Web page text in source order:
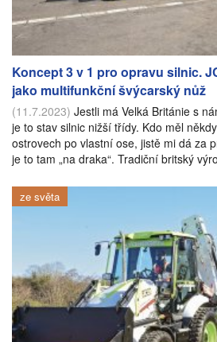
Koncept 3 v 1 pro opravu silnic.
jako multifunkční švýcarský nůž
(11.7.2023) Jestli má Velká Británie s
je to stav silnic nižší třídy. Kdo měl
ostrovech po vlastní ose, jistě mi dá za
je to tam „na draka“. Tradiční britský
ze světa